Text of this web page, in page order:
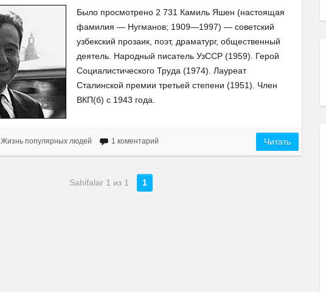
Было просмотрено 2 731 Камиль Яшен (настоящая
фамилия — Нугманов; 1909—1997) — советский
узбекский прозаик, поэт, драматург, общественный
деятель. Народный писатель УзССР (1959). Герой
Социалистического Труда (1974). Лауреат
Сталинской премии третьей степени (1951). Член
ВКП(б) с 1943 года.
Жизнь популярных людей 1 коментарий Читать
Sahifalar 1 из 1 1